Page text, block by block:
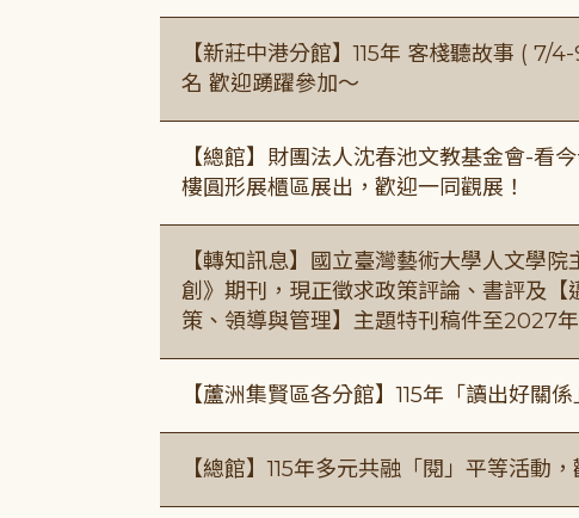
【新莊中港分館】115年 客棧聽故事 ( 7/
名 歡迎踴躍參加～
【總館】財團法人沈春池文教基金會-
樓圓形展櫃區展出，歡迎一同觀展！
【轉知訊息】國立臺灣藝術大學人文學
創》期刊，現正徵求政策評論、書評及
策、領導與管理】主題特刊稿件至2027
【蘆洲集賢區各分館】115年「讀出好關
【總館】115年多元共融「閱」平等活動